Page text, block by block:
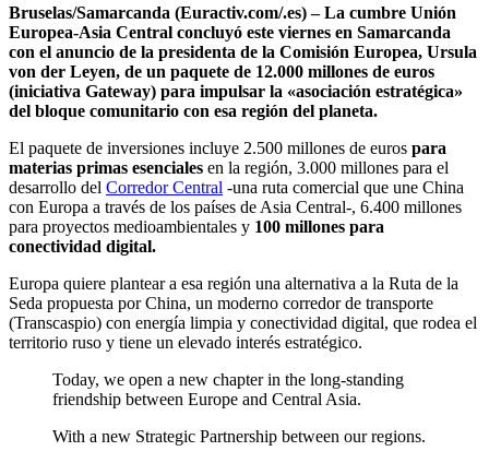
Bruselas/Samarcanda (Euractiv.com/.es) – La cumbre Unión
Europea-Asia Central concluyó este viernes en Samarcanda
con el anuncio de la presidenta de la Comisión Europea, Ursula
von der Leyen, de un paquete de 12.000 millones de euros
(iniciativa Gateway) para impulsar la «asociación estratégica»
del bloque comunitario con esa región del planeta.
El paquete de inversiones incluye 2.500 millones de euros para
materias primas esenciales en la región, 3.000 millones para el
desarrollo del Corredor Central -una ruta comercial que une China
con Europa a través de los países de Asia Central-, 6.400 millones
para proyectos medioambientales y 100 millones para
conectividad digital.
Europa quiere plantear a esa región una alternativa a la Ruta de la
Seda propuesta por China, un moderno corredor de transporte
(Transcaspio) con energía limpia y conectividad digital, que rodea el
territorio ruso y tiene un elevado interés estratégico.
Today, we open a new chapter in the long-standing
friendship between Europe and Central Asia.
With a new Strategic Partnership between our regions.